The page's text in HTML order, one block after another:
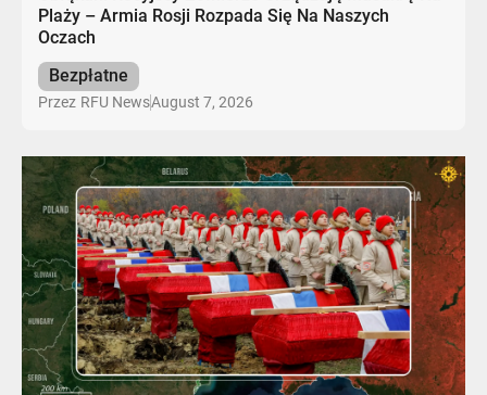
Plaży – Armia Rosji Rozpada Się Na Naszych
Oczach
Bezpłatne
Przez RFU NewsAugust 7, 2026